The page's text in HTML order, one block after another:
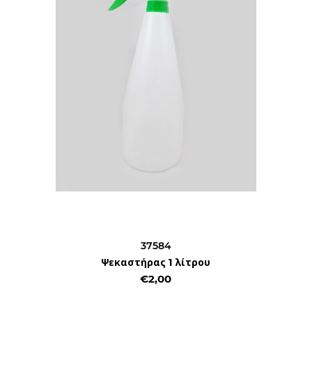
37584
Ψεκαστήρας 1 λίτρου
€2,00